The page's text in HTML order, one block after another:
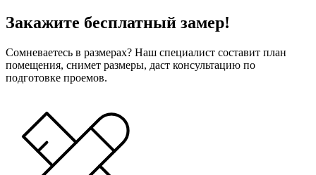
Закажите бесплатный замер!
Сомневаетесь в размерах? Наш специалист составит план
помещения, снимет размеры, даст консультацию по
подготовке проемов.